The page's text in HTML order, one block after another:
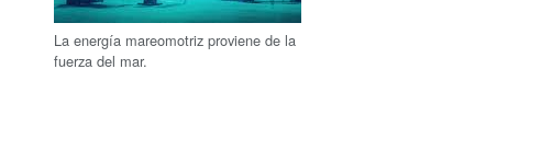
La energía mareomotriz proviene de la
fuerza del mar.